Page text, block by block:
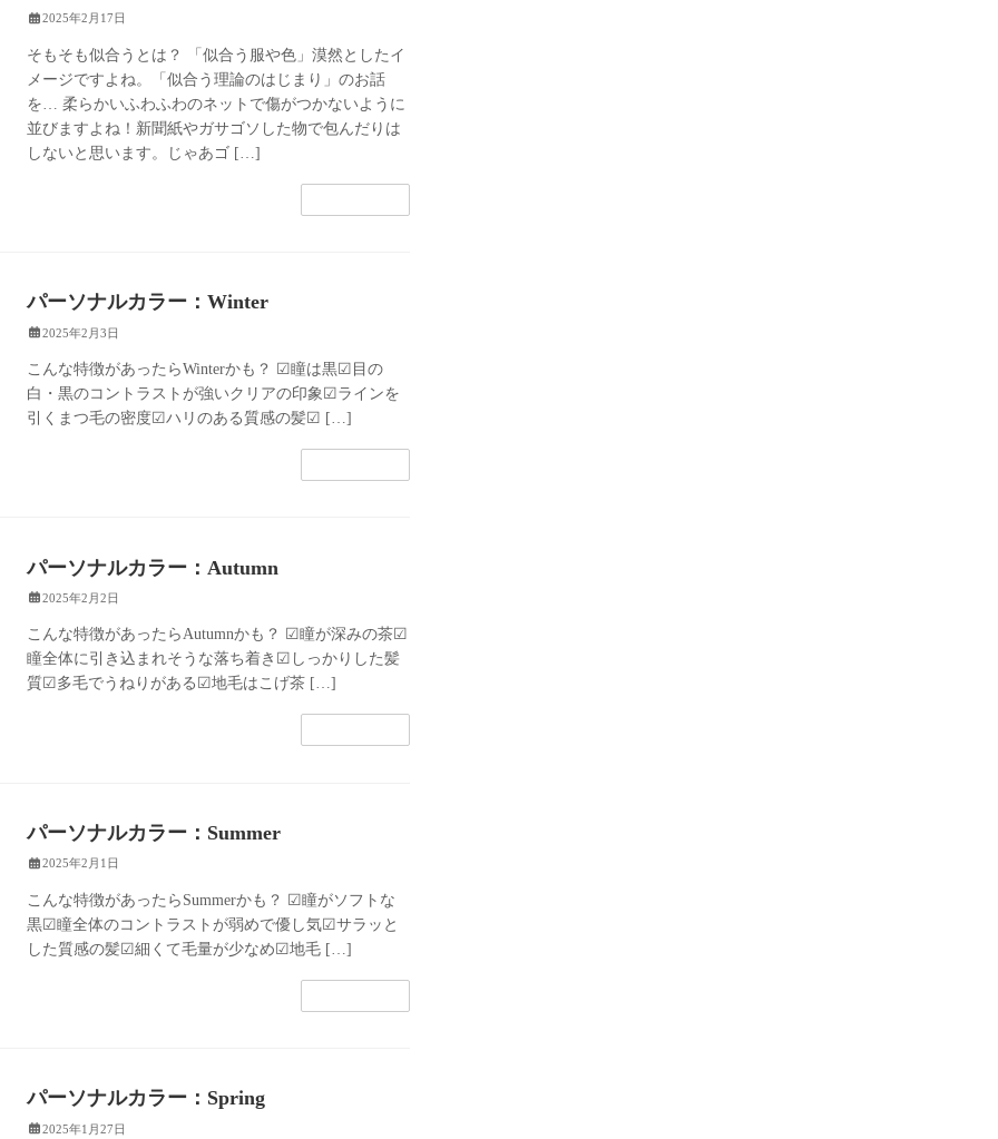
2025年2月17日
そもそも似合うとは？ 「似合う服や色」漠然としたイ
メージですよね。「似合う理論のはじまり」のお話
を… 柔らかいふわふわのネットで傷がつかないように
並びますよね！新聞紙やガサゴソした物で包んだりは
しないと思います。じゃあゴ […]
パーソナルカラー：Winter
2025年2月3日
こんな特徴があったらWinterかも？ ☑︎瞳は黒☑︎目の
白・黒のコントラストが強いクリアの印象☑︎ラインを
引くまつ毛の密度☑︎ハリのある質感の髪☑︎ […]
パーソナルカラー：Autumn
2025年2月2日
こんな特徴があったらAutumnかも？ ☑︎瞳が深みの茶☑︎
瞳全体に引き込まれそうな落ち着き☑︎しっかりした髪
質☑︎多毛でうねりがある☑︎地毛はこげ茶 […]
パーソナルカラー：Summer
2025年2月1日
こんな特徴があったらSummerかも？ ☑︎瞳がソフトな
黒☑︎瞳全体のコントラストが弱めで優し気☑︎サラッと
した質感の髪☑︎細くて毛量が少なめ☑︎地毛 […]
パーソナルカラー：Spring
2025年1月27日